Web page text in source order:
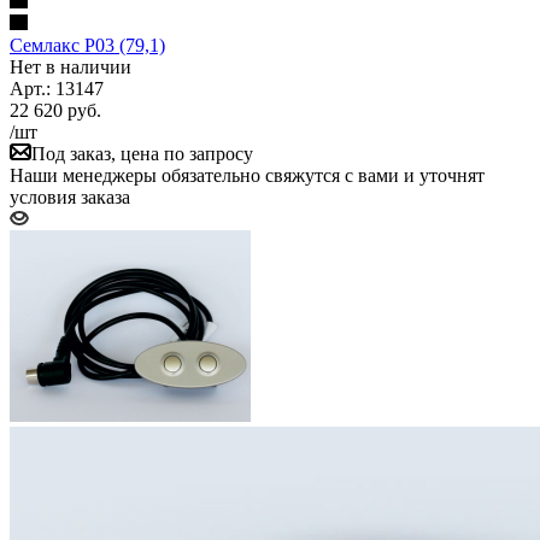
Семлакс P03 (79,1)
Нет в наличии
Арт.: 13147
22 620 руб.
/шт
Под заказ, цена по запросу
Наши менеджеры обязательно свяжутся с вами и уточнят
условия заказа